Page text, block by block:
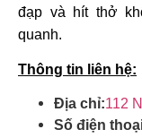
đạp và hít thở
quanh.
Thông tin liên hệ:
Địa chỉ:112
Số điện